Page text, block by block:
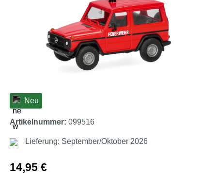
Neu
Artikelnummer: 099516
Lieferung: September/Oktober 2026
Regulärer Preis:
14,95 €